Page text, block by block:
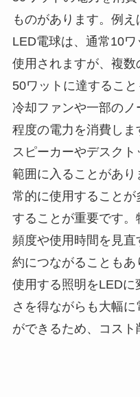
ものがあります。例
LED電球は、通常10
使用されますが、複数
50ワットに達するこ
冷却ファンや一部のノ
程度の電力を消費し
スピーカーやデスク
範囲に入ることがあり
常的に使用すること
することが重要です
頻度や使用時間を見
約につながることも
使用する照明をLEDに
さを得ながらも大幅
ができるため、コスト